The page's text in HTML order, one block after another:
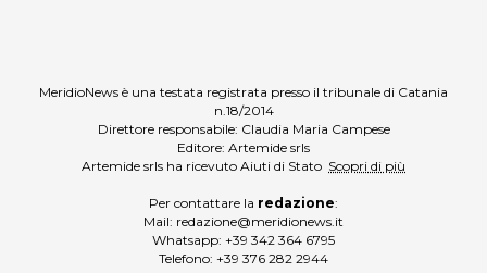
MeridioNews è una testata registrata presso il tribunale di Catania
n.18/2014
Direttore responsabile: Claudia Maria Campese
Editore: Artemide srls
Artemide srls ha ricevuto Aiuti di Stato Scopri di più
Per contattare la redazione:
Mail: redazione@meridionews.it
Whatsapp: +39 342 364 6795
Telefono: +39 376 282 2944